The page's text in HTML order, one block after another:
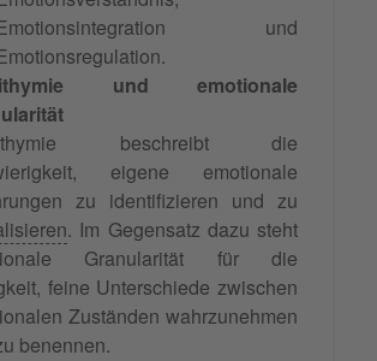
und
und emotionale
beschreibt die
eigene emotionale
zu identifizieren und zu
. Im Gegensatz dazu steht
Granularität für die
feine Unterschiede zwischen
Zuständen wahrzunehmen
benennen.